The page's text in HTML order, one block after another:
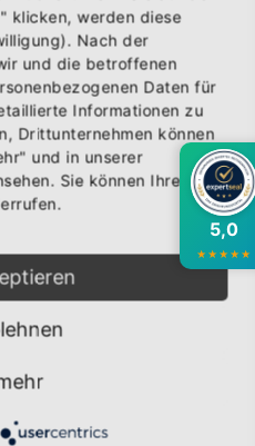
schwarz
"MALLE UND ICH". Erhältl...
Versandkosten
Newsletter ×
News über neue
10% Gutschein für
5,0
★★★★★
klicken, werden diese
Nach der
und die betroffenen
Daten für
Informationen zu
Drittunternehmen können
und in unserer
Sie können Ihre